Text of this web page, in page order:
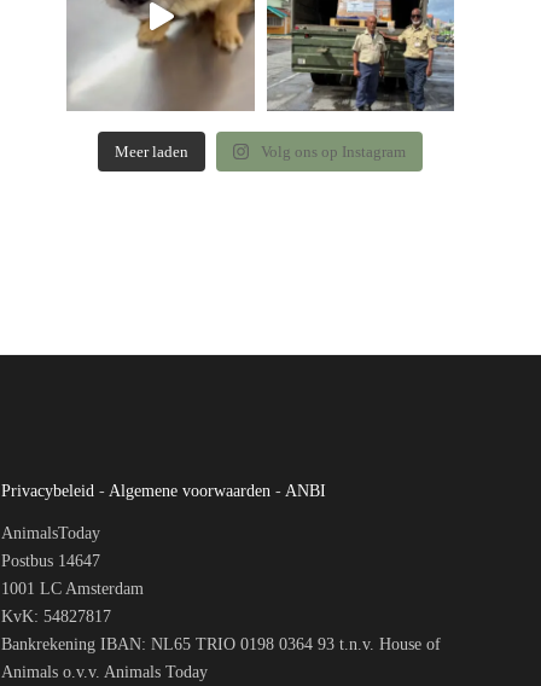
Meer laden Volg ons op Instagram
Privacybeleid - Algemene voorwaarden - ANBI
AnimalsToday
Postbus 14647
1001 LC Amsterdam
KvK: 54827817
Bankrekening IBAN: NL65 TRIO 0198 0364 93 t.n.v. House of
Animals o.v.v. Animals Today